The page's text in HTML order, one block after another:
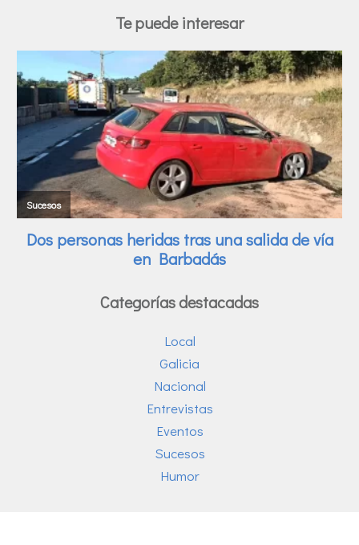
Te puede interesar
Categorías destacadas
Local
Galicia
Nacional
Entrevistas
Eventos
Sucesos
Humor